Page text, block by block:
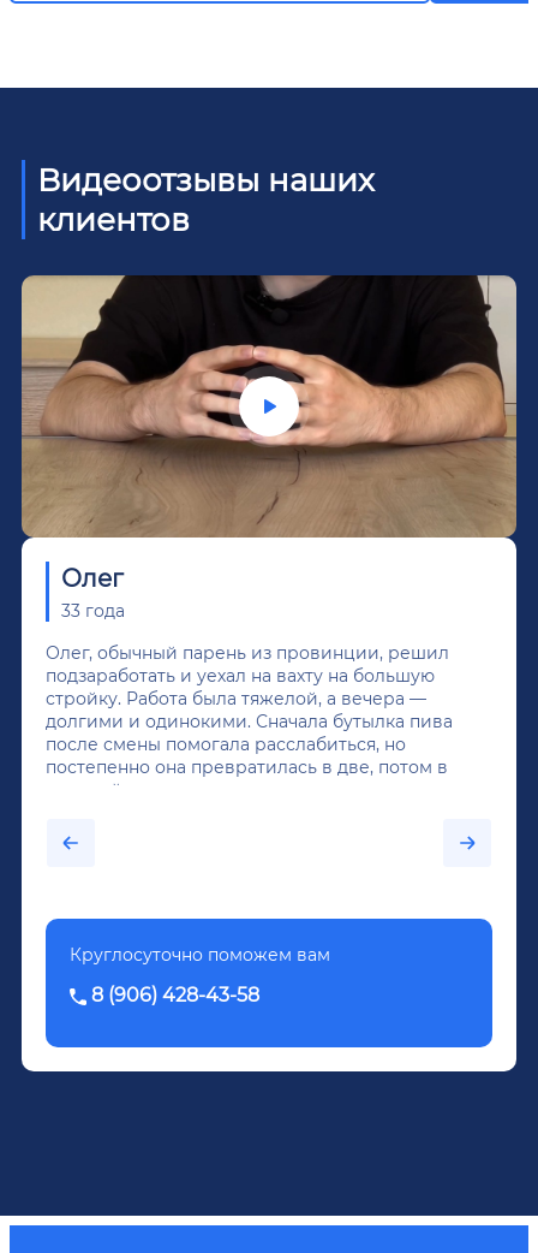
Видеоотзывы наших
клиентов
Олег
33 года
Олег, обычный парень из провинции, решил
подзаработать и уехал на вахту на большую
стройку. Работа была тяжелой, а вечера —
долгими и одинокими. Сначала бутылка пива
после смены помогала расслабиться, но
постепенно она превратилась в две, потом в
крепкий алкоголь, и вот он уже пил почти
было назначено кодирование по методу
Довженко.
Круглосуточно поможем вам
8 (906) 428-43-58